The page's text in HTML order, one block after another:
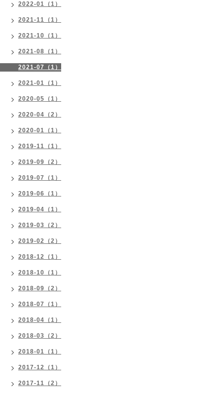
2022-01（1）
2021-11（1）
2021-10（1）
2021-08（1）
2021-07（1）
2021-01（1）
2020-05（1）
2020-04（2）
2020-01（1）
2019-11（1）
2019-09（2）
2019-07（1）
2019-06（1）
2019-04（1）
2019-03（2）
2019-02（2）
2018-12（1）
2018-10（1）
2018-09（2）
2018-07（1）
2018-04（1）
2018-03（2）
2018-01（1）
2017-12（1）
2017-11（2）